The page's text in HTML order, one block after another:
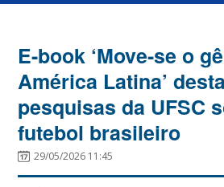
E-book ‘Move-se o
América Latina’
pesquisas da UFSC
futebol brasileiro
29/05/2026 11:45